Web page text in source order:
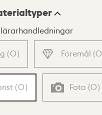
Karta
(0) Föremål (0
(0) Foto (0)